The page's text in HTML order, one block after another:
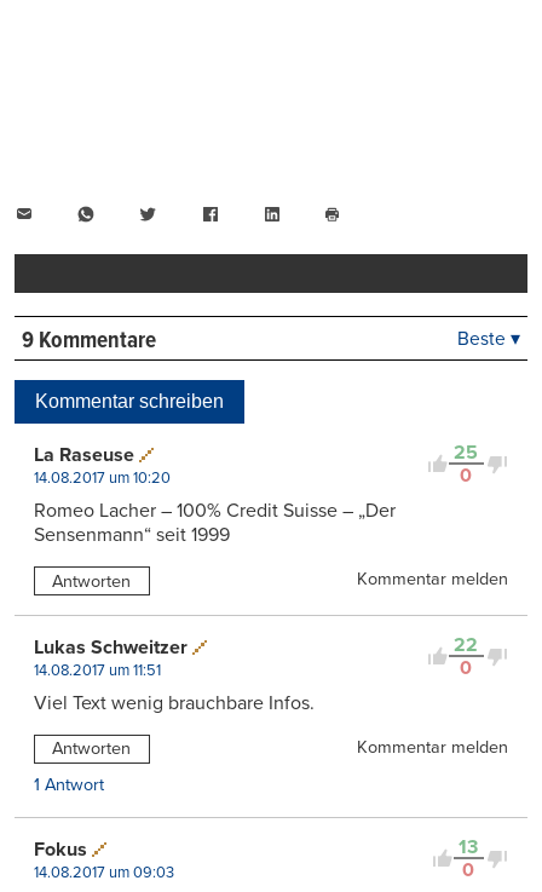
WhatsAppTwitter FacebookLinkedIn
drucken
9 Kommentare Beste ▾
Kommentar schreiben
25
0
La Raseuse
14.08.2017 um 10:20
Romeo Lacher – 100% Credit Suisse – „Der
Sensenmann“ seit 1999
Antworten Kommentar melden
22
0
Lukas Schweitzer
14.08.2017 um 11:51
Viel Text wenig brauchbare Infos.
Antworten
Kommentar melden
1 Antwort
13
0
Fokus
14.08.2017 um 09:03